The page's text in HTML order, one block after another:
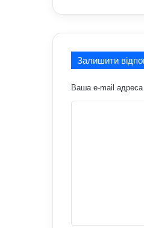
Залишити
Ваша e-mail